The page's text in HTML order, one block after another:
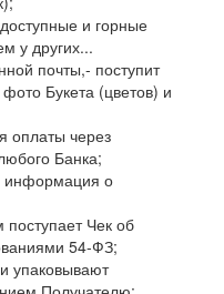
и горные
у других...
почты,- поступит
Букета (цветов) и
оплаты через
Банка;
информация о
Чек об
54-ФЗ;
упаковывают